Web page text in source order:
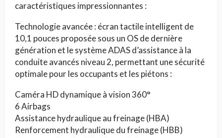
caractéristiques impressionnantes :
Technologie avancée : écran tactile intelligent de
10,1 pouces proposée sous un OS de dernière
génération et le système ADAS d’assistance à la
conduite avancés niveau 2, permettant une sécurité
optimale pour les occupants et les piétons :
Caméra HD dynamique à vision 360°
6 Airbags
Assistance hydraulique au freinage (HBA)
Renforcement hydraulique du freinage (HBB)